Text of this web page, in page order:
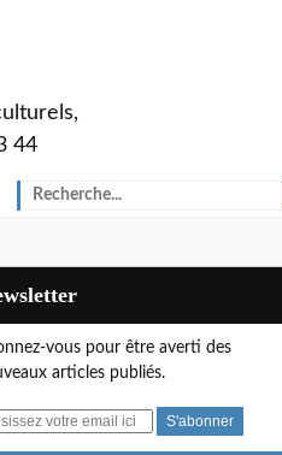
44
vous pour être averti des
articles publiés.